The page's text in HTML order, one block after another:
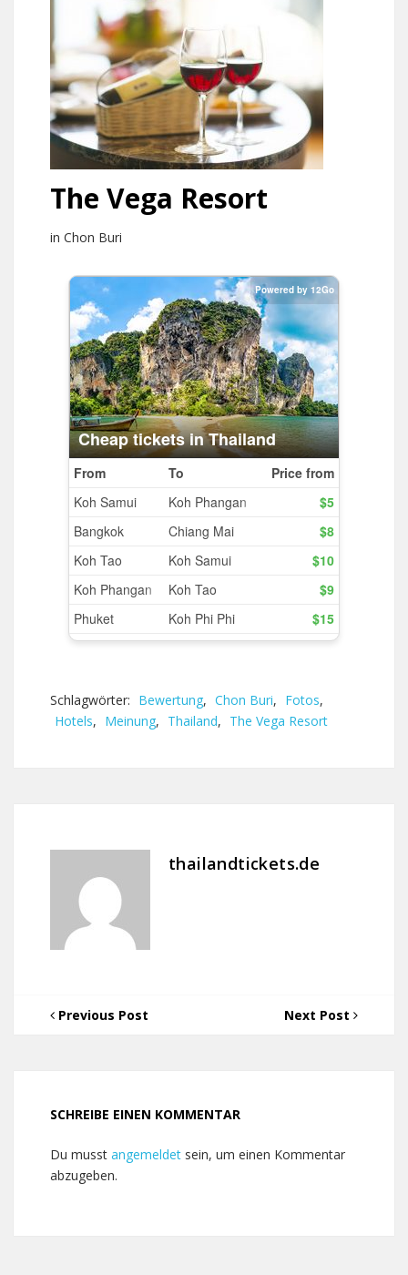
The Vega Resort
in Chon Buri
Schlagwörter: Bewertung, Chon Buri, Fotos,
Hotels, Meinung, Thailand, The Vega Resort
thailandtickets.de
Previous Post Next Post
SCHREIBE EINEN KOMMENTAR
Du musst angemeldet sein, um einen Kommentar
abzugeben.